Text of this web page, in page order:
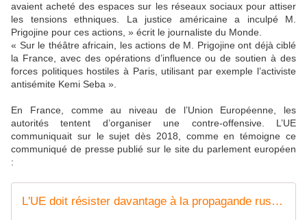
avaient acheté des espaces sur les réseaux sociaux pour attiser
les tensions ethniques. La justice américaine a inculpé M.
Prigojine pour ces actions, » écrit le journaliste du Monde.
« Sur le théâtre africain, les actions de M. Prigojine ont déjà ciblé
la France, avec des opérations d’influence ou de soutien à des
forces politiques hostiles à Paris, utilisant par exemple l’activiste
antisémite Kemi Seba ».
En France, comme au niveau de l’Union Européenne, les
autorités tentent d’organiser une contre-offensive. L’UE
communiquait sur le sujet dès 2018, comme en témoigne ce
communiqué de presse publié sur le site du parlement européen
:
L'UE doit résister davantage à la propagande russe, affirment les députés | Actualité | Parlement européen